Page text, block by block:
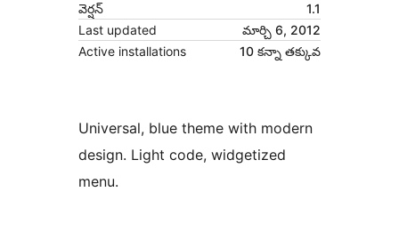
వెర్షన్
1.1
Last updated
మార్చి 6, 2012
Active installations
10 కన్నా తక్కువ
Universal, blue theme with modern
design. Light code, widgetized
menu.